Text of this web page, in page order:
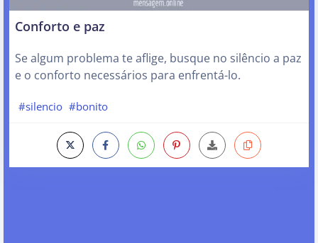
Conforto e paz
Se algum problema te aflige, busque no silêncio a paz
e o conforto necessários para enfrentá-lo.
#silencio #bonito